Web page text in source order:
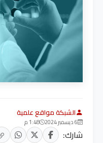
الشبكة مواقع علمية
6 ديسمبر 2024 1:48 م
شارك: